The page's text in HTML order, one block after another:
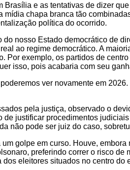
e as tentativas de dizer
chapa branca tão
política do ocorrido.
nosso Estado democrático de
ao regime democrático. A
exemplo, os partidos de
isso, pois acabaria com seu
ver novamente em
pela justiça, observado o
justificar procedimentos
não pode ser juiz do caso,
golpe em curso. Houve,
preferindo correr o risco
eleitores situados no centro